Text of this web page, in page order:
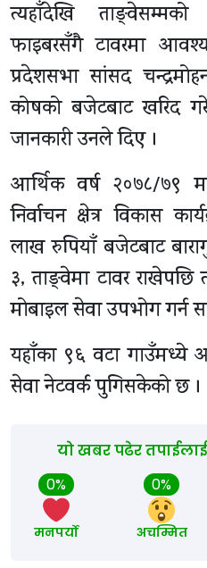
त्यहाँदेखि
फाइबरसँगै टावरमा
प्रदेशसभा सांसद
कोषको बजेटबाट खरिद
जानकारी उनले दिए ।
आर्थिक वर्ष २०७८/७९
निर्वाचन क्षेत्र विकास
लाख रुपियाँ बजेटबाट
३, ताङ्वेमा टावर राखेपछि
मोबाइल सेवा उपभोग गर्न
यहाँका ९६ वटा गाउँमध्ये
सेवा नेटवर्क पुगिसकेको छ ।
यो खबर पढेर
0%
मनपर्यो
0%
अचम्मित